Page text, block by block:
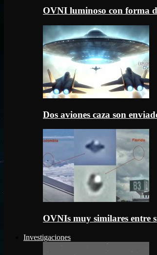
OVNI luminoso con forma
Dos aviones caza son
OVNIs muy similares entre
Investigaciones